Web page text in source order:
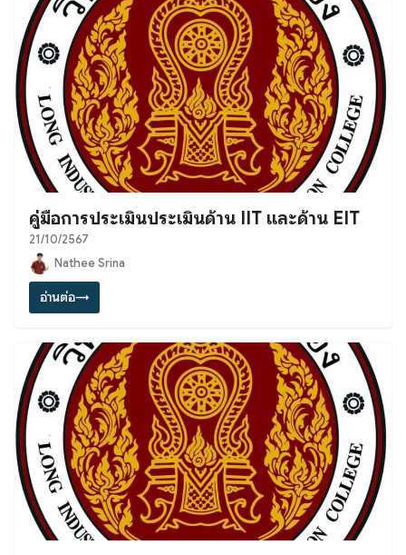
คู่มือการประเมินประเมินด้าน IIT และด้าน EIT
21/10/2567
Nathee Srina
อ่านต่อ→